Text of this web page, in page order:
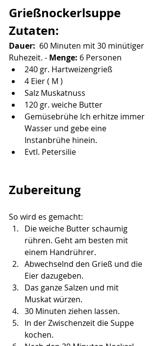
Grießnockerlsuppe
Zutaten:
Dauer: 60 Minuten mit 30 minütiger
Ruhezeit. - Menge: 6 Personen
240 gr. Hartweizengrieß
4 Eier ( M )
Salz Muskatnuss
120 gr. weiche Butter
Gemüsebrühe Ich erhitze immer
Wasser und gebe eine
Instanbrühe hinein.
Evtl. Petersilie
Zubereitung
So wird es gemacht:
Die weiche Butter schaumig
rühren. Geht am besten mit
einem Handrührer.
Abwechselnd den Grieß und die
Eier dazugeben.
Das ganze Salzen und mit
Muskat würzen.
30 Minuten ziehen lassen.
In der Zwischenzeit die Suppe
kochen.